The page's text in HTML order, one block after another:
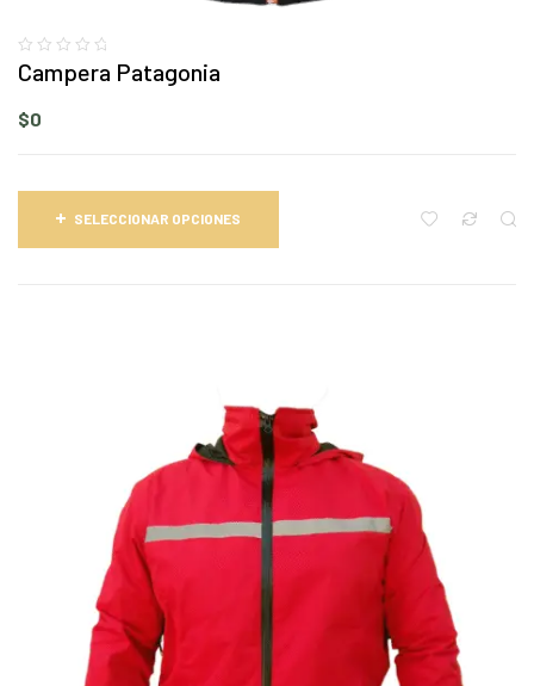
Campera Patagonia
$0
SELECCIONAR OPCIONES